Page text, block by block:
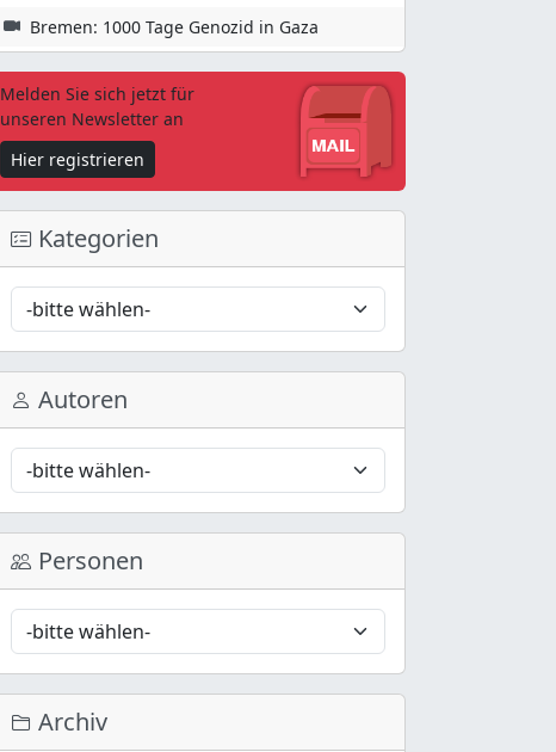
Bremen: 1000 Tage Genozid in Gaza
Melden Sie sich jetzt für
unseren Newsletter an
Hier registrieren
Kategorien
Autoren
Personen
Archiv